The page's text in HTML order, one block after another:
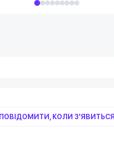
ПОВІДОМИТИ, КОЛИ З'ЯВИТЬСЯ